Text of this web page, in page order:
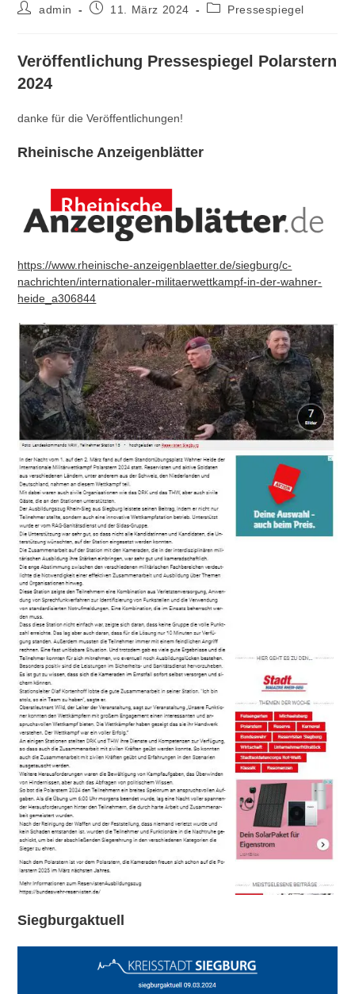
Beitrags-
admin
Beitrag11. März 2024
Beitrags-
Pressespiegel
Veröffentlichung Pressespiegel Polarstern
2024
danke für die Veröffentlichungen!
Rheinische Anzeigenblätter
https://www.rheinische-anzeigenblaetter.de/siegburg/c-
nachrichten/internationaler-militaerwettkampf-in-der-wahner-
heide_a306844
Siegburgaktuell